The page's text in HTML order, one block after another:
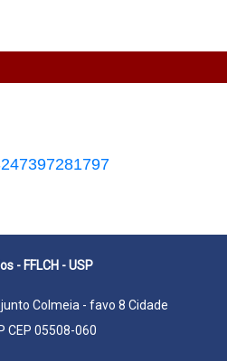
- FFLCH - USP
Colmeia - favo 8 Cidade
CEP 05508-060